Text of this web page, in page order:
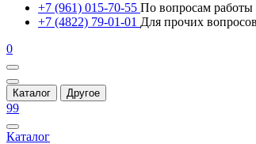
+7 (961) 015-70-55 По вопросам работы
+7 (4822) 79-01-01 Для прочих вопросов
0
Каталог Другое
99
Каталог